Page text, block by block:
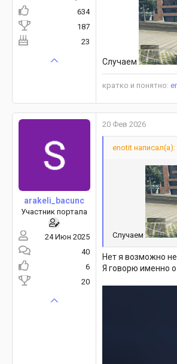
634
187
23
Случаем
кратко и понятно:
arakeli_bacunc
Участник портала
24 Июн 2025
40
6
20
20 Фев 2026
enotit написал(а):
Случаем
Нет я возможно
Я говорю именно